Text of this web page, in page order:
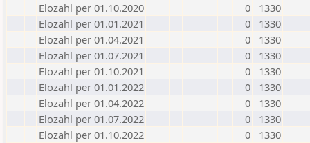
Elozahl per 01.10.2020
0
1330
Elozahl per 01.01.2021
0
1330
Elozahl per 01.04.2021
0
1330
Elozahl per 01.07.2021
0
1330
Elozahl per 01.10.2021
0
1330
Elozahl per 01.01.2022
0
1330
Elozahl per 01.04.2022
0
1330
Elozahl per 01.07.2022
0
1330
Elozahl per 01.10.2022
0
1330